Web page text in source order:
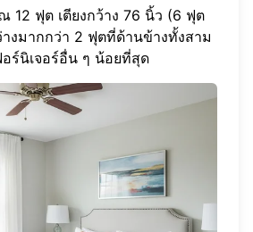
12 ฟุต เตียงกว้าง 76 นิ้ว (6 ฟุต
งมากกว่า 2 ฟุตที่ด้านข้างทั้งสาม
ร์นิเจอร์อื่น ๆ น้อยที่สุด